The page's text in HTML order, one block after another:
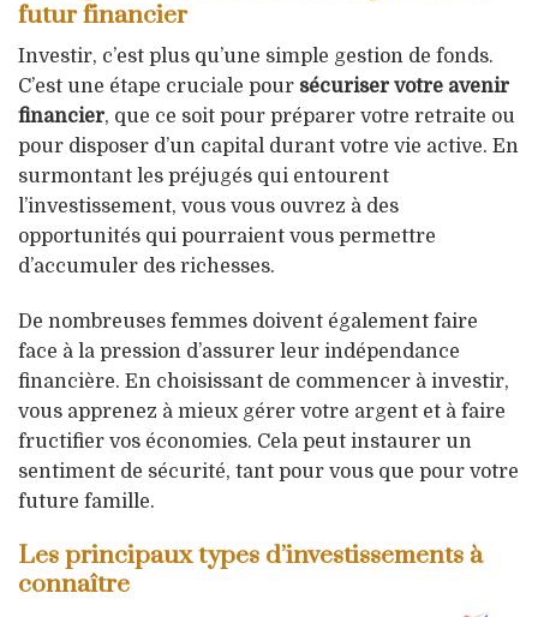
futur financier
Investir, c’est plus qu’une simple gestion de fonds.
C’est une étape cruciale pour sécuriser votre avenir
financier, que ce soit pour préparer votre retraite ou
pour disposer d’un capital durant votre vie active. En
surmontant les préjugés qui entourent
l’investissement, vous vous ouvrez à des
opportunités qui pourraient vous permettre
d’accumuler des richesses.
De nombreuses femmes doivent également faire
face à la pression d’assurer leur indépendance
financière. En choisissant de commencer à investir,
vous apprenez à mieux gérer votre argent et à faire
fructifier vos économies. Cela peut instaurer un
sentiment de sécurité, tant pour vous que pour votre
future famille.
Les principaux types d’investissements à
connaître